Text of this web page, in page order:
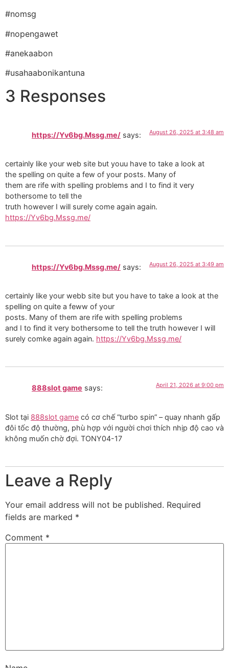
#nomsg
#nopengawet
#anekaabon
#usahaabonikantuna
3 Responses
https://Yv6bg.Mssg.me/ says: August 26, 2025 at 3:48 am
certainly like your web site but youu have to take a look at
the spelling on quite a few of your posts. Many of
them are rife with spelling problems and I to find it very
bothersome to tell the
truth however I will surely come again again.
https://Yv6bg.Mssg.me/
https://Yv6bg.Mssg.me/ says: August 26, 2025 at 3:49 am
certainly like your webb site but you have to take a look at the
spelling on quite a feww of your
posts. Many of them are rife with spelling problems
and I to find it very bothersome to tell the truth however I will
surely comke again again. https://Yv6bg.Mssg.me/
888slot game says: April 21, 2026 at 9:00 pm
Slot tại 888slot game có cơ chế “turbo spin” – quay nhanh gấp
đôi tốc độ thường, phù hợp với người chơi thích nhịp độ cao và
không muốn chờ đợi. TONY04-17
Leave a Reply
Your email address will not be published. Required
fields are marked *
Comment *